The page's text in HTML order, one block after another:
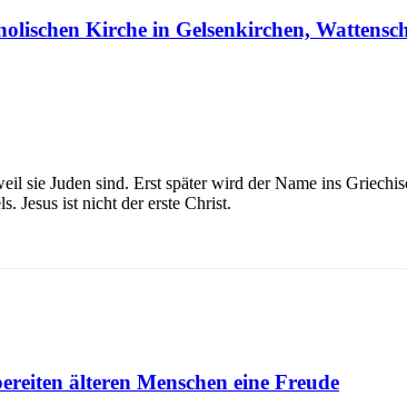
Kirche in Gelsenkirchen,
sie Juden sind. Erst später wird der Name ins
Jesus ist nicht der erste Christ.
älteren Menschen eine Freude